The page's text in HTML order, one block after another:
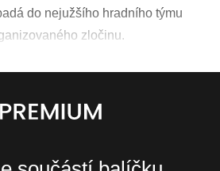
do nejužšího hradního týmu
zločinu.